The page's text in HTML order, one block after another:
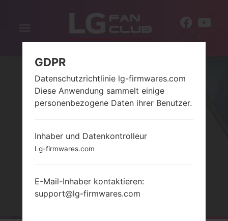
Navigation
aktivieren
SERIELG L FINO
Startseite →Serie →LG L Fino
GDPR
Datenschutzrichtlinie lg-firmwares.com
Diese Anwendung sammelt einige
personenbezogene Daten ihrer Benutzer.
Inhaber und Datenkontrolleur
Lg-firmwares.com
E-Mail-Inhaber kontaktieren:
support@lg-firmwares.com